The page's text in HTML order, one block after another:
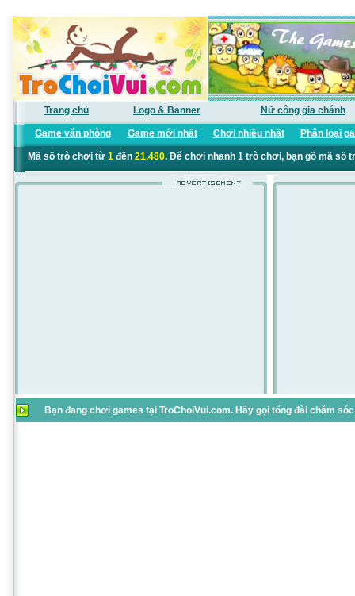
Trang chủ Logo & Banner Nữ công gia chánh
Game văn phòng Game mới nhất Chơi nhiều nhất Phân loại
Mã số trò chơi từ 1đến 21.480. Để chơi nhanh 1 trò chơi, bạn gõ mã số
Bạn đang chơi games tại TroChoiVui.com. Hãy gọi tổng đài chăm